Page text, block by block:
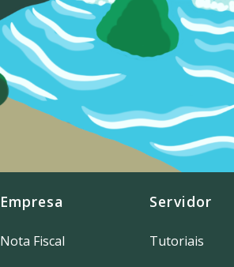
Empresa
Nota Fiscal
Servidor
Tutoriais